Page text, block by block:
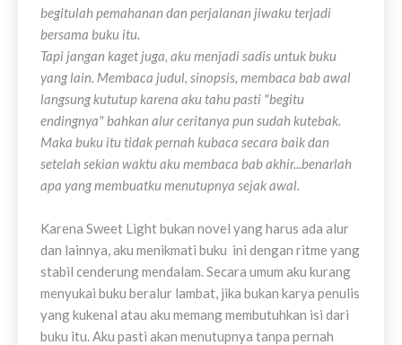
begitulah pemahanan dan perjalanan jiwaku terjadi
bersama buku itu.
Tapi jangan kaget juga, aku menjadi sadis untuk buku
yang lain. Membaca judul, sinopsis, membaca bab awal
langsung kututup karena aku tahu pasti "begitu
endingnya" bahkan alur ceritanya pun sudah kutebak.
Maka buku itu tidak pernah kubaca secara baik dan
setelah sekian waktu aku membaca bab akhir...benarlah
apa yang membuatku menutupnya sejak awal.
Karena Sweet Light bukan novel yang harus ada alur
dan lainnya, aku menikmati buku ini dengan ritme yang
stabil cenderung mendalam. Secara umum aku kurang
menyukai buku beralur lambat, jika bukan karya penulis
yang kukenal atau aku memang membutuhkan isi dari
buku itu. Aku pasti akan menutupnya tanpa pernah